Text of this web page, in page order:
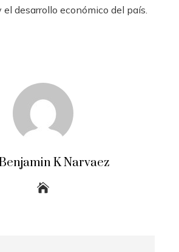
desarrollo económico del país.
K Narvaez